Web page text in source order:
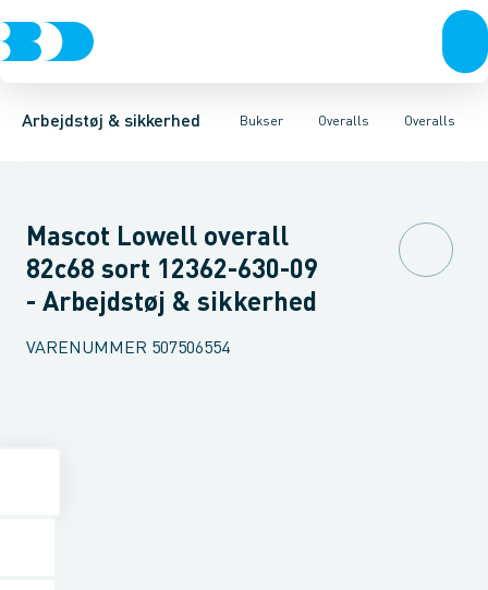
Arbejdstøj & sikkerhed Bukser
Trøjer & t-shirtsBukser Overtøj & huer Undertøj & sokkerSko
Overalls
BukserKnickers & Shorts OverallsKedeldragter Knæskånere
Overalls
OverallsSikkerheds overalls Forede overalls
Mascot Lowell overall
82c68 sort 12362-630-09
- Arbejdstøj & sikkerhed
VARENUMMER 507506554